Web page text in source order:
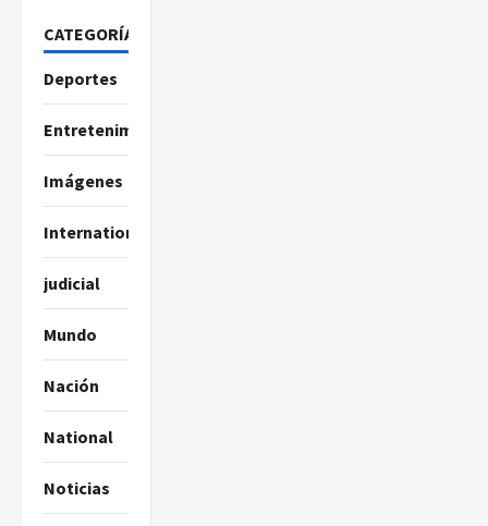
CATEGORÍAS
Deportes
Entretenimiento
Imágenes
International
judicial
Mundo
Nación
National
Noticias